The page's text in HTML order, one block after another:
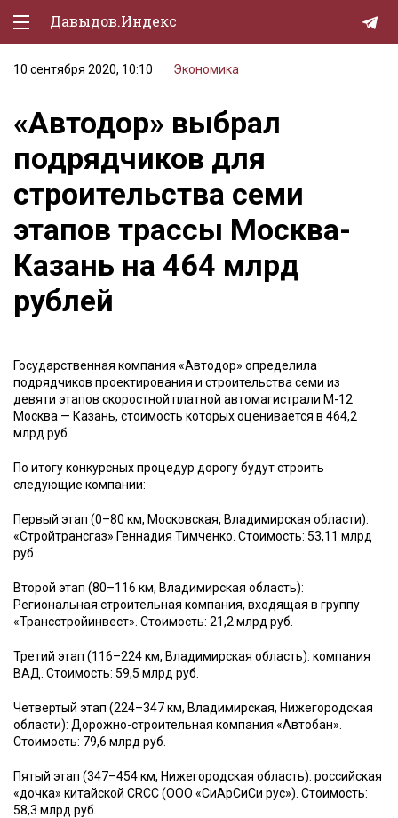
Давыдов.Индекс
Политическая жизнь
Экономика
Природа
Образование
Спорт
Культура
Lifestyle
10 сентября 2020, 10:10 Экономика
«Автодор» выбрал
подрядчиков для
строительства семи
этапов трассы Москва-
Казань на 464 млрд
рублей
Государственная компания «Автодор» определила
подрядчиков проектирования и строительства семи из
девяти этапов скоростной платной автомагистрали М-12
Москва — Казань, стоимость которых оценивается в 464,2
млрд руб.
По итогу конкурсных процедур дорогу будут строить
следующие компании:
Первый этап (0–80 км, Московская, Владимирская области):
«Стройтрансгаз» Геннадия Тимченко. Стоимость: 53,11 млрд
руб.
Второй этап (80–116 км, Владимирская область):
Региональная строительная компания, входящая в группу
«Трансстройинвест». Стоимость: 21,2 млрд руб.
Третий этап (116–224 км, Владимирская область): компания
ВАД. Стоимость: 59,5 млрд руб.
Четвертый этап (224–347 км, Владимирская, Нижегородская
области): Дорожно-строительная компания «Автобан».
Стоимость: 79,6 млрд руб.
Пятый этап (347–454 км, Нижегородская область): российская
«дочка» китайской CRCC (ООО «СиАрСиСи рус»). Стоимость:
58,3 млрд руб.